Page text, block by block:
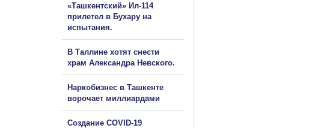
«Ташкентский» Ил-114
прилетел в Бухару на
испытания.
В Таллине хотят снести
храм Александра Невского.
Наркобизнес в Ташкенте
ворочает миллиардами
Создание COVID-19